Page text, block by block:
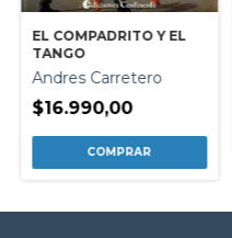
EL COMPADRITO Y EL
TANGO
Andres Carretero
$16.990,00